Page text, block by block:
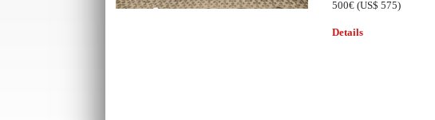
500€(US$ 575)
Details